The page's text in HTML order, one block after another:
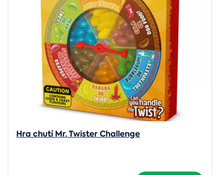
Hra chutí Mr. Twister Challenge